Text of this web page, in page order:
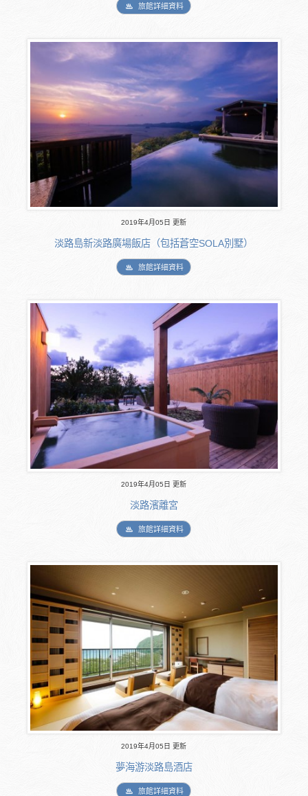
旅館詳細資料
2019年4月05日 更新
淡路島新淡路廣場飯店（包括蒼空SOLA別墅）
旅館詳細資料
2019年4月05日 更新
淡路濱離宮
旅館詳細資料
2019年4月05日 更新
夢海游淡路島酒店
旅館詳細資料